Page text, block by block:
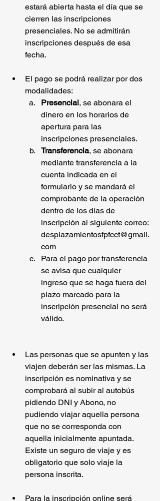
estará abierta hasta el día que se
cierren las inscripciones
presenciales. No se admitirán
inscripciones después de esa
fecha.
El pago se podrá realizar por dos
modalidades:
Presencial, se abonara el
dinero en los horarios de
apertura para las
inscripciones presenciales.
Transferencia, se abonara
mediante transferencia a la
cuenta indicada en el
formulario y se mandará el
comprobante de la operación
dentro de los días de
inscripción al siguiente correo:
desplazamientosfpfcct@gmail.
com
Para el pago por transferencia
se avisa que cualquier
ingreso que se haga fuera del
plazo marcado para la
inscripción presencial no será
válido.
Las personas que se apunten y las
viajen deberán ser las mismas. La
inscripción es nominativa y se
comprobará al subir al autobús
pidiendo DNI y Abono, no
pudiendo viajar aquella persona
que no se corresponda con
aquella inicialmente apuntada.
Existe un seguro de viaje y es
obligatorio que solo viaje la
persona inscrita.
Para la inscripción online será